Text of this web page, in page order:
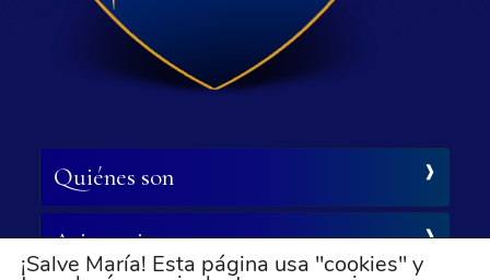
Quiénes son
Asistencia
¡Salve María! Esta página usa "cookies" y